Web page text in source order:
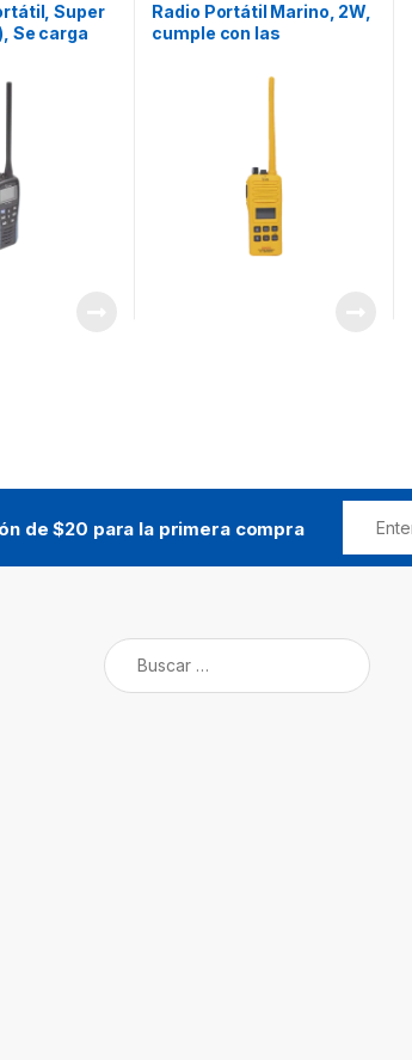
Super
Se carga
con Luz
lados del
Radio Portátil Marino, 2W,
cumple con las
Tx:156.025-157.425MHz,
sumergible IPX7 incluye:
antena, batería, cargador
de $20 para la primera compra
Buscar: